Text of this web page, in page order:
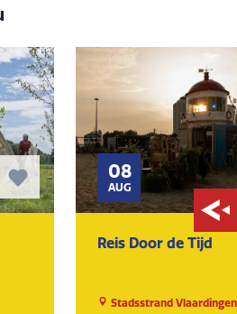
08
AUG
Reis Door de Tijd
Stadsstrand Vlaardingen